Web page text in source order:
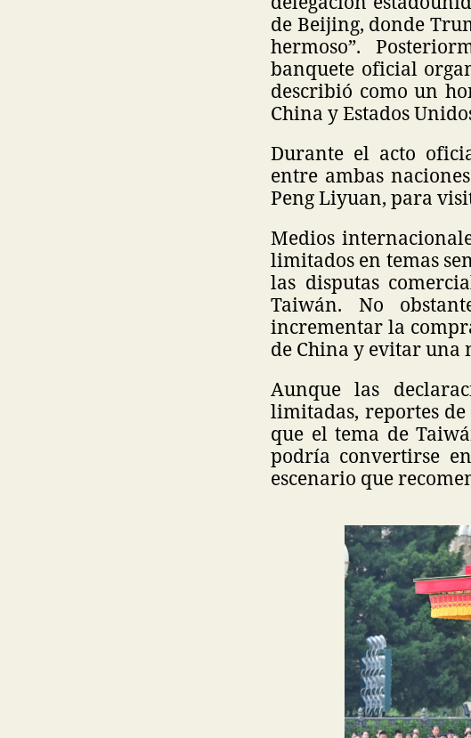
de Beijing, donde
hermoso”.
banquete oficial
describió como un
China y Estados
Durante el acto
entre ambas
Peng Liyuan, para
Medios
limitados en temas
las disputas
Taiwán. No
incrementar la
de China y evitar una
Aunque las
limitadas, reportes
que el tema de
podría convertirse
escenario que